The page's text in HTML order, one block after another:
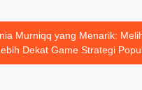
Murniqq yang Menarik:
Dekat Game Strategi